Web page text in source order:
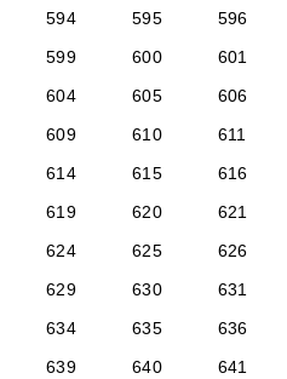
594
595 596
599
600 601
604
605 606
609
610 611
614
615 616
619
620 621
624
625 626
629
630 631
634
635 636
639
640 641